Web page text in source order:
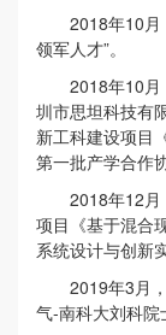
2018年10月
领军人才”。
2018年10月
圳市思坦科技有
新工科建设项目
第一批产学合作
2018年12月
项目《基于混合
系统设计与创新
2019年3月
气-南科大刘科院